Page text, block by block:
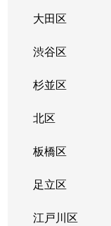
大田区
渋谷区
杉並区
北区
板橋区
足立区
江戸川区